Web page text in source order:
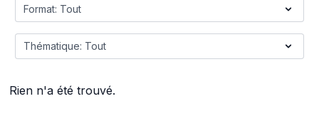
Rien n'a été trouvé.